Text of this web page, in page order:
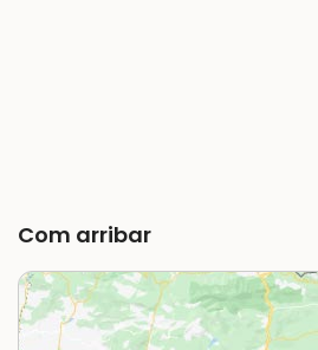
Com arribar